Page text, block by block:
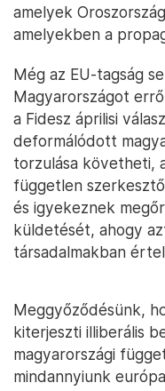
amelyek
amelyekben a
Még az EU-tagság
Magyarországot
a Fidesz áprilisi
deformálódott
torzulása követheti,
független
és igyekeznek
küldetését, ahogy
társadalmakban
Meggyőződésünk,
kiterjeszti illiberális
magyarországi
mindannyiunk